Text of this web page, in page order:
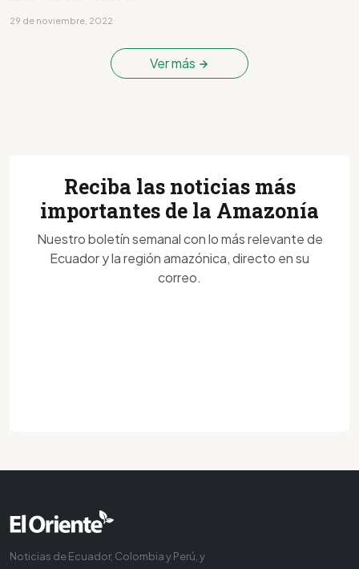
29 de noviembre, 2022
Ver más
Reciba las noticias más
importantes de la Amazonía
Nuestro boletín semanal con lo más relevante de
Ecuador y la región amazónica, directo en su
correo.
Noticias de Ecuador, Colombia y Perú, y